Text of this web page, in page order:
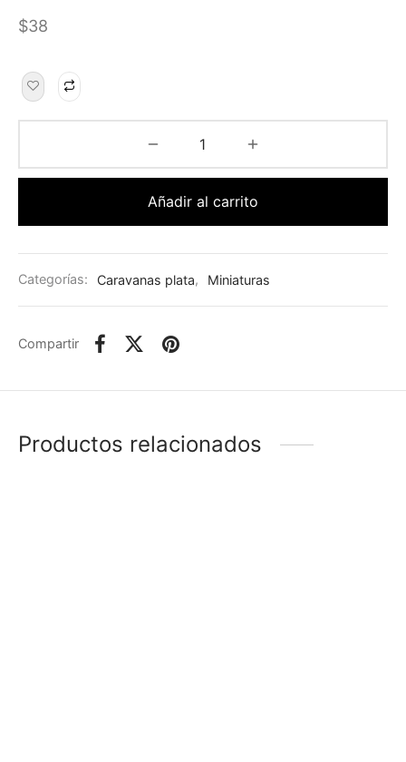
$38
Añadir al carrito
Categorías: Caravanas plata, Miniaturas
Compartir
Productos relacionados